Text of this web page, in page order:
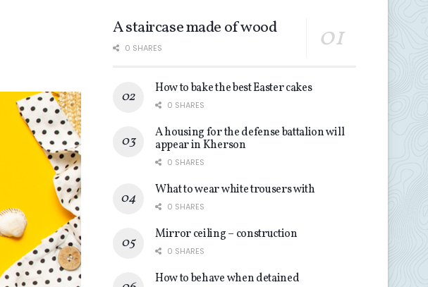
A staircase made of wood
0 SHARES
How to bake the best Easter cakes
0 SHARES
A housing for the defense battalion will
appear in Kherson
0 SHARES
What to wear white trousers with
0 SHARES
Mirror ceiling – construction
0 SHARES
How to behave when detained